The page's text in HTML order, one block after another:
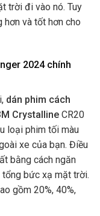
trời đi vào nó. Tuy
hơn và tốt hơn cho
2024 chính
dán phim cách
Crystalline CR20
loại phim tối màu
xe của bạn. Điều
bằng cách ngăn
bức xạ mặt trời.
gồm 20%, 40%,